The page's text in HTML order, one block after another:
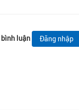
luận Đăng nhập